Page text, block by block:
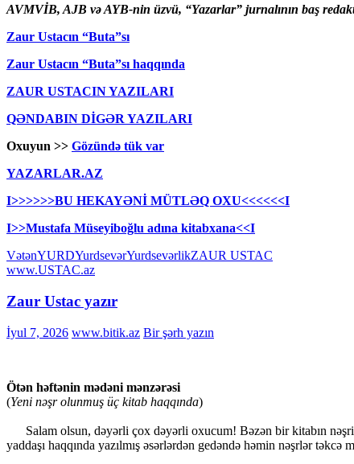
AVMVİB, AJB və AYB-nin üzvü, “Yazarlar” jurnalının baş
Zaur Ustacın “Buta”sı
Zaur Ustacın “Buta”sı haqqında
ZAUR USTACIN YAZILARI
QƏNDABIN DİGƏR YAZILARI
Oxuyun >> Gözündə tük var
YAZARLAR.AZ
I>>>>>>BU HEKAYƏNİ MÜTLƏQ OXU<<<<<<I
I>>Mustafa Müseyiboğlu adına kitabxana<<I
VətənYURDYurdsevərYurdsevərlikZAUR USTAC
www.USTAC.az
Zaur Ustac yazır
İyul 7, 2026 www.bitik.az Bir şərh yazın
Ötən həftənin mədəni mənzərəsi
(Yeni nəşr olunmuş üç kitab haqqında)
Salam olsun, dəyərli çox dəyərli oxucum! Bəzən bir kitabın
yaddaşı haqqında yazılmış əsərlərdən gedəndə həmin nəşrlər